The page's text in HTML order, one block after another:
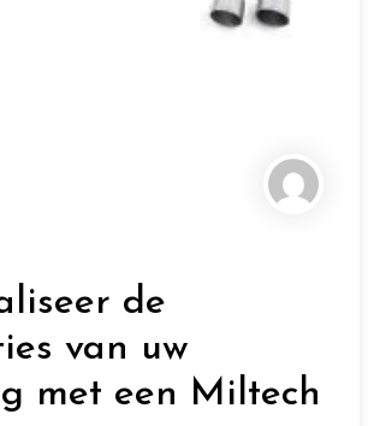
de
van uw
met een Miltech